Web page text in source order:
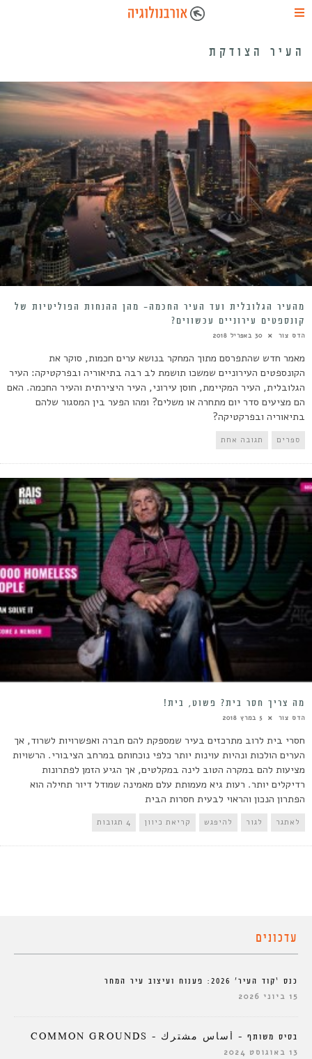
העיר הצודקת
מהעיר הגלובלית ועד העיר החכמה- מהן ההנחות הפוליטיות של
קונספטים עירוניים עכשווים?
הדס צור 30 באפריל 2018
מאמר חדש שהתפרסם מתוך המחקר בנושא ערים חכמות, סוקר את
הקונספטים העירוניים שמשכו תושמת לב רבה בתיאוריה ובפרקטיקה: העיר
הגלובלית, העיר המקיימת, חוסן עירוני, העיר היצירתית והעיר החכמה. האם
הם מציעים סדר יום מתחרה או משלים? ומהו הפער בין המסגור שלהם
בתיאוריה ובפרקטיקה?
ספרים תגובה אחת
מה צריך חסר בית? פשוט, בית!
הדס צור 5 במרץ 2018
חסרי בית לרוב מתרכזים בעיר שמספקת להם חברה ואפשרויות לשרוד, אך
הערים הולכות ונהיות עוינות יותר כלפי נוכחותם במרחב הציבורי. הרשויות
מציעות להם במקרה הטוב לינה במקלטים, אך הגיע הזמן לפתרונות
רדיקלים יותר. רעות גיא מעמותת עלם מאמינה שמודל דיור תחילה הוא
הפתרון הנכון והראוי לבעית חסרות הבית
לאתגר לגור להיפגש קריאת כיוון 4 תגובות
עדכונים
כנס ‘קוד העיר’ 2026: פענוח ועיצוב עיר המחר
15 ביוני 2026
בסיס משותף – أساس مشترك – COMMON GROUNDS
13 באוגוסט 2024